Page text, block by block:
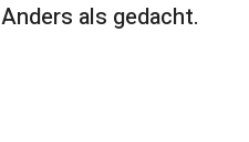
Anders als gedacht.